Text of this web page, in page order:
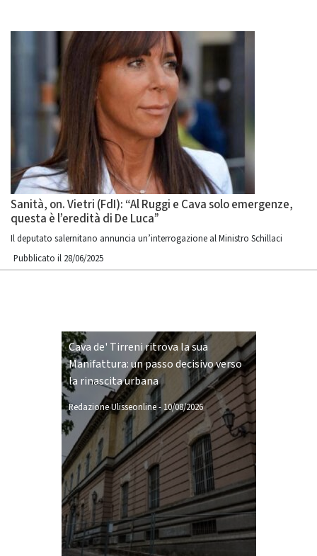
Sanità, on. Vietri (FdI): “Al Ruggi e Cava solo emergenze,
questa è l’eredità di De Luca”
Il deputato salernitano annuncia un’interrogazione al Ministro Schillaci
Pubblicato il 28/06/2025
Cava de' Tirreni ritrova la sua
Manifattura: un passo decisivo verso
la rinascita urbana
Redazione Ulisseonline- 10/08/2026